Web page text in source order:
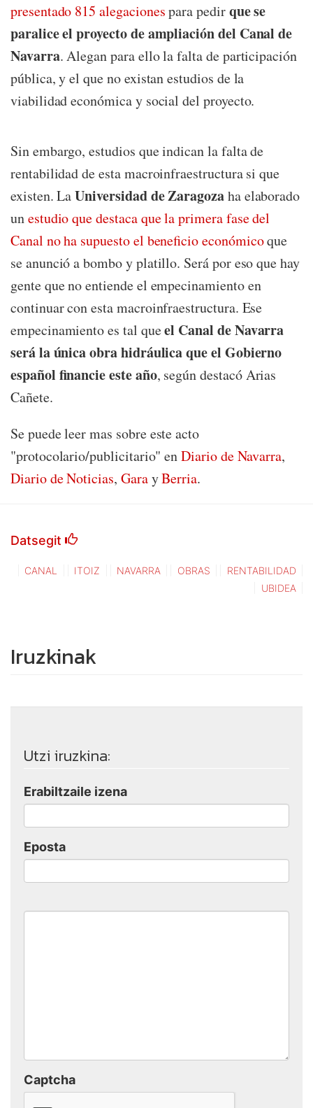
presentado 815 alegacionespara pedirque se
paralice el proyecto de ampliación del Canal de
Navarra. Alegan para ello la falta de participación
pública, y el que no existan estudios de la
viabilidad económica y social del proyecto.
Sin embargo, estudios que indican la falta de
rentabilidad de esta macroinfraestructura si que
existen. LaUniversidad de Zaragozaha elaborado
unestudio que destaca que la primera fase del
Canal no ha supuesto el beneficio económicoque
se anunció a bombo y platillo. Será por eso que hay
gente que no entiende el empecinamiento en
continuar con esta macroinfraestructura. Ese
empecinamiento es tal queel Canal de Navarra
será la única obra hidráulica que el Gobierno
español financie este año, según destacó Arias
Cañete.
Se puede leer mas sobre este acto
"protocolario/publicitario" enDiario de Navarra,
Diario de Noticias, GarayBerria.
Datsegit
CANAL ITOIZ NAVARRA OBRAS
RENTABILIDAD
UBIDEA
Iruzkinak
Utzi iruzkina:
Erabiltzaile izena
Eposta
Captcha